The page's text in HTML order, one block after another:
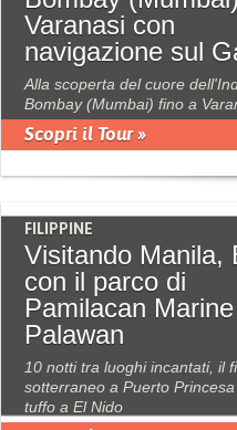
Varanasi con
navigazione sul
Alla scoperta del cuore
Bombay (Mumbai) fino a
Scopri il Tour »
FILIPPINE
Visitando Manila,
con il parco di
Pamilacan
Palawan
10 notti tra luoghi incantati, il
sotterraneo a Puerto
tuffo a El Nido